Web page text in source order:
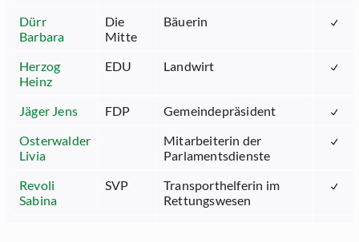
Dürr
Barbara
Die
Mitte
Bäuerin
Herzog
Heinz
EDU Landwirt
Jäger Jens FDP
Gemeindepräsident
Osterwalder
Livia
Mitarbeiterin der
Parlamentsdienste
Revoli
Sabina
SVP
Transporthelferin im
Rettungswesen